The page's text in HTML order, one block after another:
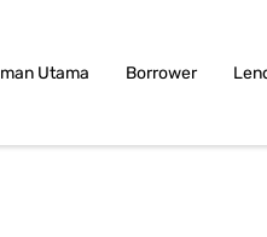
Utama Borrower